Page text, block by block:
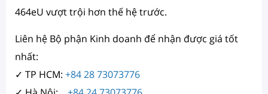
464eU vượt trội hơn thế hệ trước.
Liên hệ Bộ phận Kinh doanh để nhận được giá tốt
nhất:
✓ TP HCM: +84 28 73073776